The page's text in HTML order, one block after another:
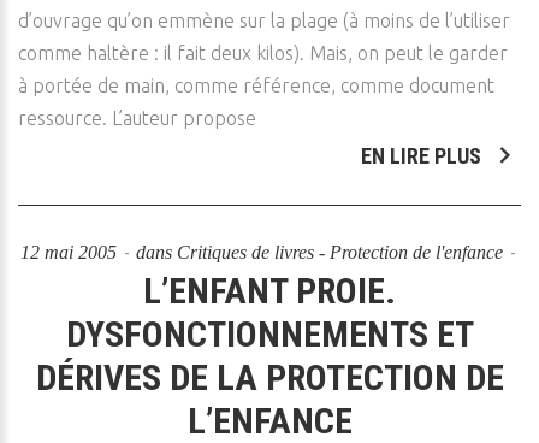
d’ouvrage qu’on emmène sur la plage (à moins de l’utiliser
comme haltère : il fait deux kilos). Mais, on peut le garder
à portée de main, comme référence, comme document
ressource. L’auteur propose
EN LIRE PLUS
12 mai 2005 dans Critiques de livres - Protection de l'enfance
L’ENFANT PROIE.
DYSFONCTIONNEMENTS ET
DÉRIVES DE LA PROTECTION DE
L’ENFANCE